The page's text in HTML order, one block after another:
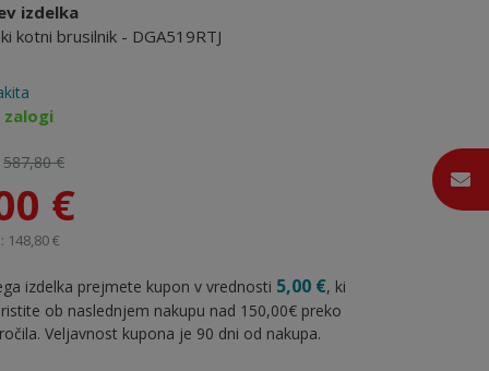
izdelka
kotni brusilnik - DGA519RTJ
zalogi
587,80 €
€
€
izdelka prejmete kupon v vrednosti 5,00 €, ki
ob naslednjem nakupu nad 150,00€ preko
Veljavnost kupona je 90 dni od nakupa.